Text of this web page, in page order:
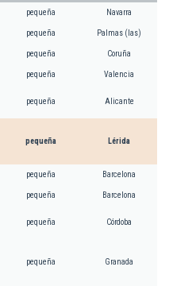
pequeña Navarra
pequeña Palmas (las)
pequeña Coruña
pequeña Valencia
pequeña Alicante
pequeña Lérida
pequeña Barcelona
pequeña Barcelona
pequeña Córdoba
pequeña Granada